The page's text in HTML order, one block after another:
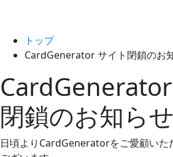
トップ
CardGenerator サイト閉鎖のお
閉鎖のお知らせ
日頃よりCardGeneratorをご愛顧いた